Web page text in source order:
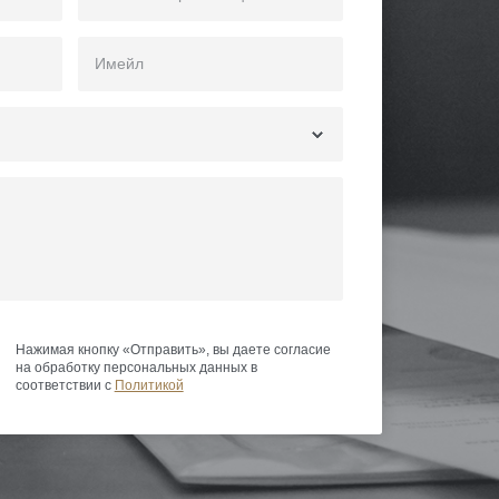
Нажимая кнопку «Отправить», вы даете согласие
на обработку персональных данных в
соответствии с Политикой